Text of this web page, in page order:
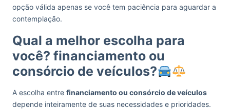
opção válida apenas se você tem paciência para aguardar a
contemplação.
Qual a melhor escolha para
você? financiamento ou
consórcio de veículos?
A escolha entre financiamento ou consórcio de veículos
depende inteiramente de suas necessidades e prioridades.